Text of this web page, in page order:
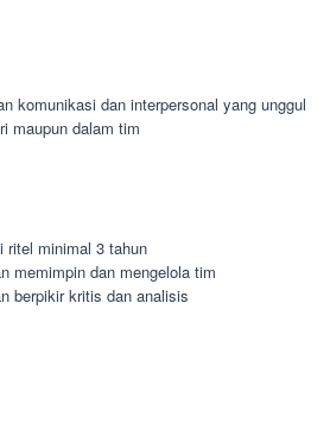
komunikasi dan interpersonal yang unggul
maupun dalam tim
ritel minimal 3 tahun
memimpin dan mengelola tim
berpikir kritis dan analisis